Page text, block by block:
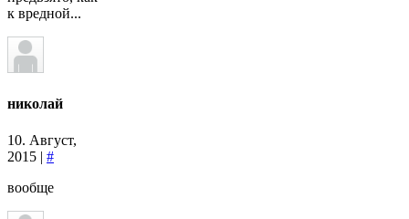
к вредной...
николай
10. Август,
2015 | #
вообще